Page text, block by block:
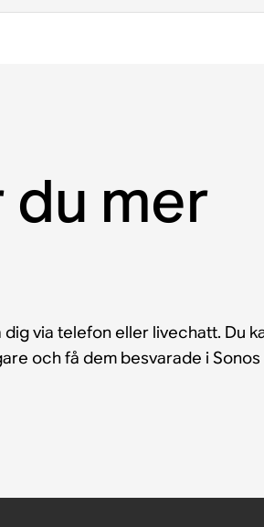
du mer
via telefon eller livechatt. Du
och få dem besvarade i Sonos